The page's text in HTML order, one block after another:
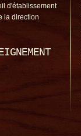
d'établissement
la direction